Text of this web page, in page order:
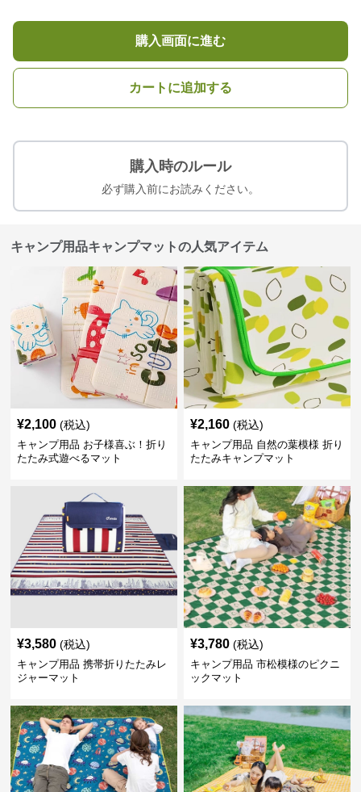
購入画面に進む
カートに追加する
購入時のルール
必ず購入前にお読みください。
キャンプ用品キャンプマットの人気アイテム
¥2,100 (税込)
キャンプ用品 お子様喜ぶ！折り
たたみ式遊べるマット
¥2,160 (税込)
キャンプ用品 自然の葉模様 折り
たたみキャンプマット
¥3,580 (税込)
キャンプ用品 携帯折りたたみレ
ジャーマット
¥3,780 (税込)
キャンプ用品 市松模様のピクニ
ックマット